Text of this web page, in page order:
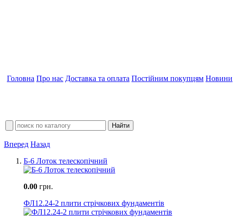
Головна Про нас Доставка та оплата Постійним покупцям Новини
Вперед Назад
Б-6 Лоток телескопічний
0.00 грн.
ФЛ12.24-2 плити стрічкових фундаментів